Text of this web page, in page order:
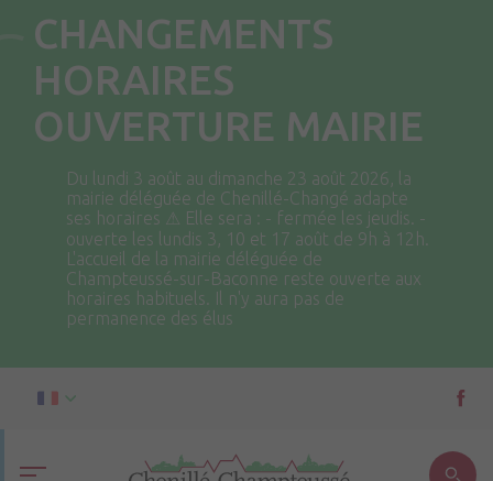
CHANGEMENTS
HORAIRES
OUVERTURE MAIRIE
Du lundi 3 août au dimanche 23 août 2026, la
mairie déléguée de Chenillé-Changé adapte
ses horaires ⚠ Elle sera : - fermée les jeudis. -
ouverte les lundis 3, 10 et 17 août de 9h à 12h.
L'accueil de la mairie déléguée de
Champteussé-sur-Baconne reste ouverte aux
horaires habituels. Il n'y aura pas de
permanence des élus